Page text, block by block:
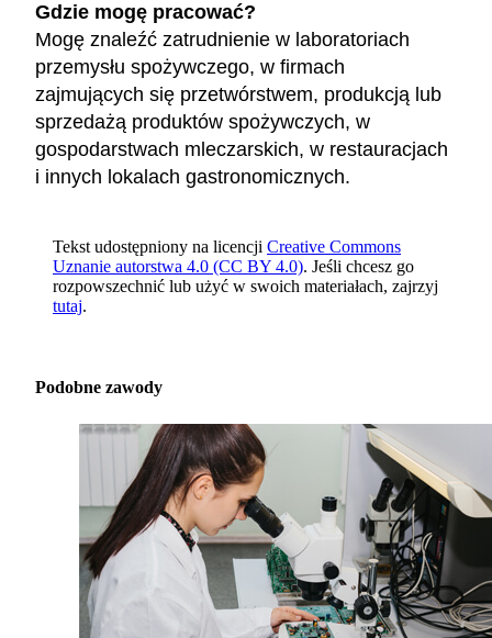
Gdzie mogę pracować?
Mogę znaleźć zatrudnienie w laboratoriach
przemysłu spożywczego, w firmach
zajmujących się przetwórstwem, produkcją lub
sprzedażą produktów spożywczych, w
gospodarstwach mleczarskich, w restauracjach
i innych lokalach gastronomicznych.
Tekst udostępniony na licencji Creative Commons
Uznanie autorstwa 4.0 (CC BY 4.0). Jeśli chcesz go
rozpowszechnić lub użyć w swoich materiałach, zajrzyj
tutaj.
Podobne zawody